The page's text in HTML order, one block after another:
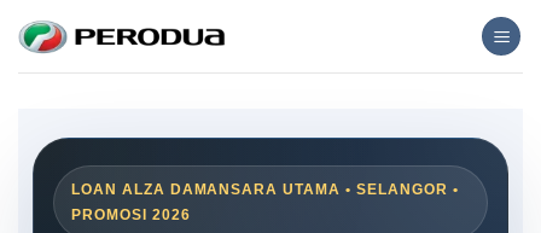
content
LOAN ALZA DAMANSARA UTAMA • SELANGOR •
PROMOSI 2026